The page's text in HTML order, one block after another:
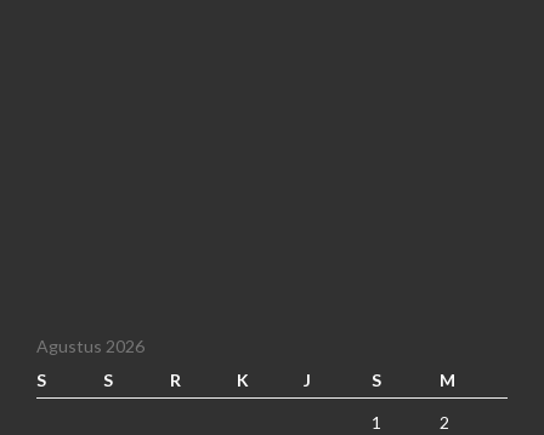
Agustus 2026
S
S R K J S M
1 2